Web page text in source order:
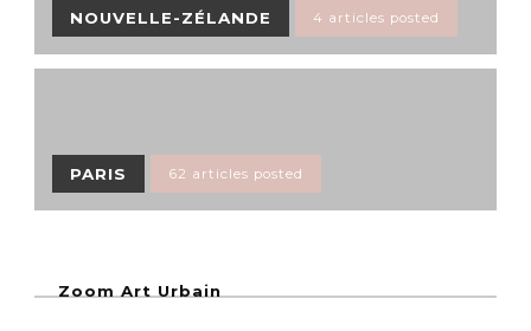
NOUVELLE-ZÉLANDE 4 articles posted
PARIS 62 articles posted
Zoom Art Urbain